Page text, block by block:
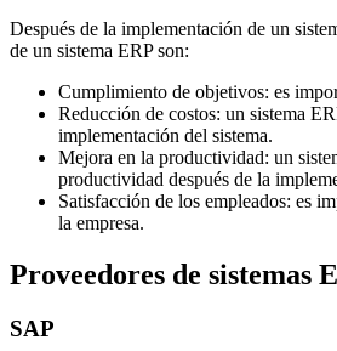
Después de la implementación de un
de un sistema ERP son:
Cumplimiento de objetivos: es
Reducción de costos: un sistema
implementación del sistema.
Mejora en la productividad: un
productividad después de la
Satisfacción de los empleados: es
la empresa.
Proveedores de sistemas
SAP